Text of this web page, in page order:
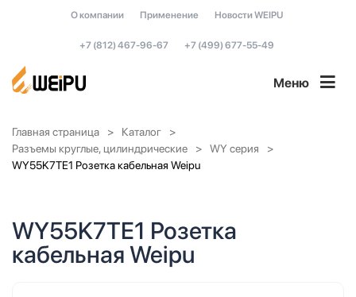
О компании Применение Новости WEIPU
+7 (812) 467-96-67 +7 (499) 677-55-49
Меню
Главная страница
Каталог
Разъемы круглые, цилиндрические
WY серия
WY55K7TE1 Розетка кабельная Weipu
WY55K7TE1 Розетка
кабельная Weipu